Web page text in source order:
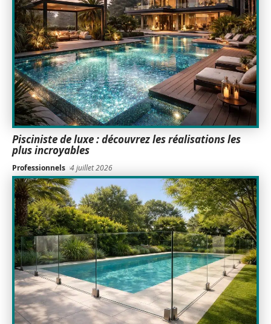
Pisciniste de luxe : découvrez les réalisations les
plus incroyables
Professionnels 4 juillet 2026